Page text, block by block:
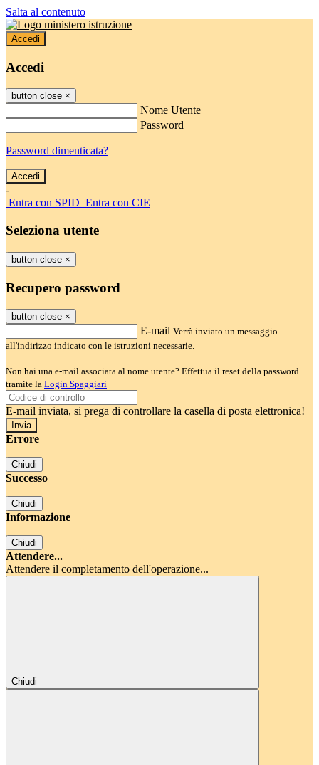
Salta al contenuto
Accedi
Accedi
button close ×
Nome Utente
Password
Password dimenticata?
-
Entra con SPID Entra con CIE
Seleziona utente
button close ×
Recupero password
button close ×
E-mail Verrà inviato un messaggio
all'indirizzo indicato con le istruzioni necessarie.
Non hai una e-mail associata al nome utente? Effettua il reset della password
tramite la Login Spaggiari
E-mail inviata, si prega di controllare la casella di posta elettronica!
Errore
Chiudi
Successo
Chiudi
Informazione
Chiudi
Attendere...
Attendere il completamento dell'operazione...
Chiudi